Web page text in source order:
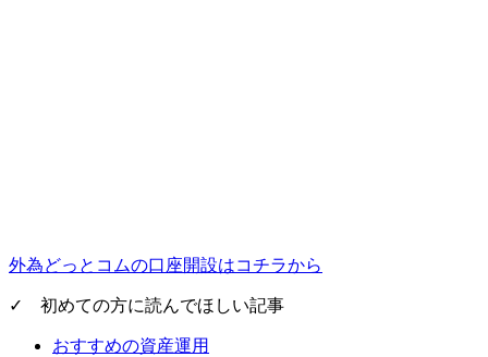
外為どっとコムの口座開設はコチラから
✓ 初めての方に読んでほしい記事
おすすめの資産運用